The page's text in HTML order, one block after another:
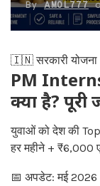
ByAMOL777
🇮🇳 सरकारी
PM
क्या है? पूरी
युवाओं को देश की
हर महीने + ₹6,000
📅 अपडेट: मई 2026